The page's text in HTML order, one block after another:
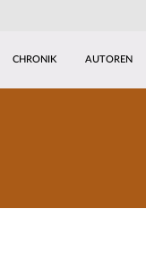
CHRONIK AUTOREN